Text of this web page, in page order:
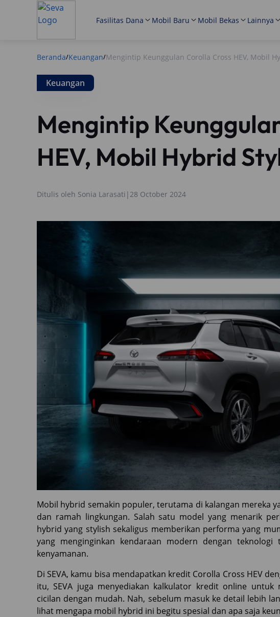
Fasilitas Dana Mobil Baru Mobil Bekas Lainnya
Beranda/Keuangan/Mengintip Keunggulan Corolla Cross HEV, Mobil
Keuangan
Mengintip
HEV, Mobil Hybrid
Ditulis oleh Sonia Larasati | 28 October 2024
Mobil hybrid semakin populer, terutama di kalangan mereka
dan ramah lingkungan. Salah satu model yang menarik
hybrid yang stylish sekaligus memberikan performa yang
yang menginginkan kendaraan modern dengan
kenyamanan.
Di SEVA, kamu bisa mendapatkan kredit Corolla Cross HEV
itu, SEVA juga menyediakan kalkulator kredit online
cicilan dengan mudah. Nah, sebelum masuk ke detail lebih
lihat mengapa mobil hybrid ini begitu spesial dan apa saja